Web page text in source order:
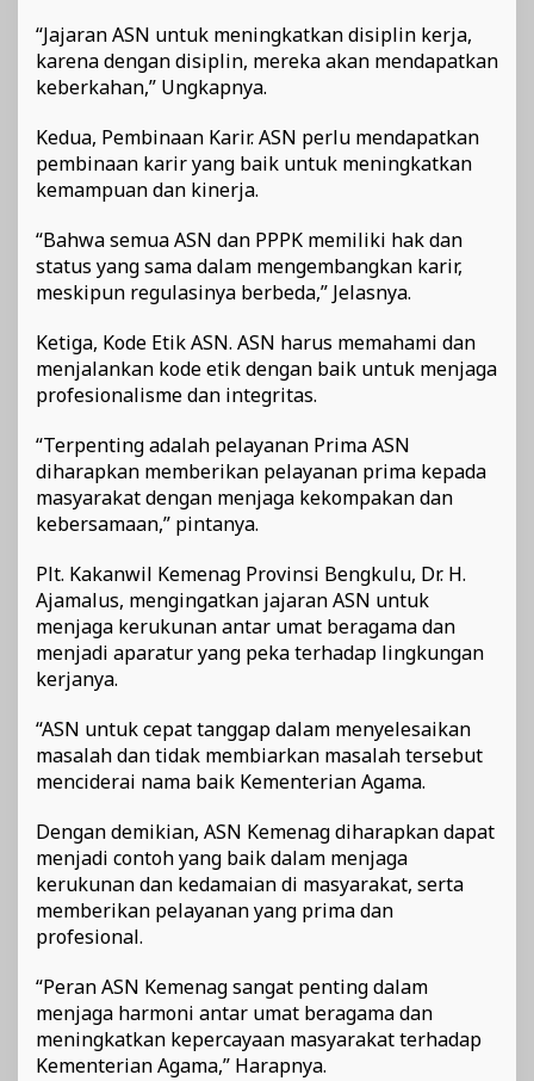
“Jajaran ASN untuk meningkatkan disiplin kerja,
karena dengan disiplin, mereka akan mendapatkan
keberkahan,” Ungkapnya.
Kedua, Pembinaan Karir. ASN perlu mendapatkan
pembinaan karir yang baik untuk meningkatkan
kemampuan dan kinerja.
“Bahwa semua ASN dan PPPK memiliki hak dan
status yang sama dalam mengembangkan karir,
meskipun regulasinya berbeda,” Jelasnya.
Ketiga, Kode Etik ASN. ASN harus memahami dan
menjalankan kode etik dengan baik untuk menjaga
profesionalisme dan integritas.
“Terpenting adalah pelayanan Prima ASN
diharapkan memberikan pelayanan prima kepada
masyarakat dengan menjaga kekompakan dan
kebersamaan,” pintanya.
Plt. Kakanwil Kemenag Provinsi Bengkulu, Dr. H.
Ajamalus, mengingatkan jajaran ASN untuk
menjaga kerukunan antar umat beragama dan
menjadi aparatur yang peka terhadap lingkungan
kerjanya.
“ASN untuk cepat tanggap dalam menyelesaikan
masalah dan tidak membiarkan masalah tersebut
menciderai nama baik Kementerian Agama.
Dengan demikian, ASN Kemenag diharapkan dapat
menjadi contoh yang baik dalam menjaga
kerukunan dan kedamaian di masyarakat, serta
memberikan pelayanan yang prima dan
profesional.
“Peran ASN Kemenag sangat penting dalam
menjaga harmoni antar umat beragama dan
meningkatkan kepercayaan masyarakat terhadap
Kementerian Agama,” Harapnya.